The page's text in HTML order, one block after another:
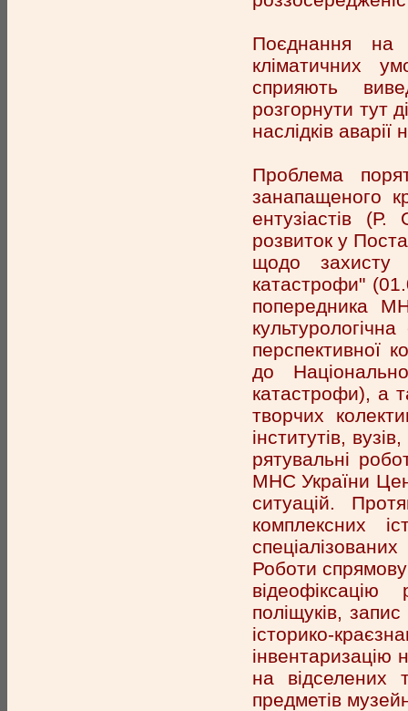
Поєднання на
кліматичних
сприяють
розгорнути тут
наслідків
Проблема
занапащеного
ентузіастів
розвиток у
щодо захисту
катастрофи"
попередника
перспективної
до
катастрофи), а
творчих
інститутів, вузів,
рятувальні
МНС України
ситуацій.
комплексних
Роботи
відеофіксацію
поліщуків,
історико-
інвентаризацію
на відселених
предметів